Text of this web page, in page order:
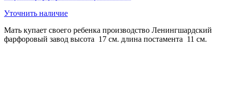
Уточнить наличие
Мать купает своего ребенка производство Ленингшардский
фарфоровый завод высота 17 см. длина постамента 11 см.